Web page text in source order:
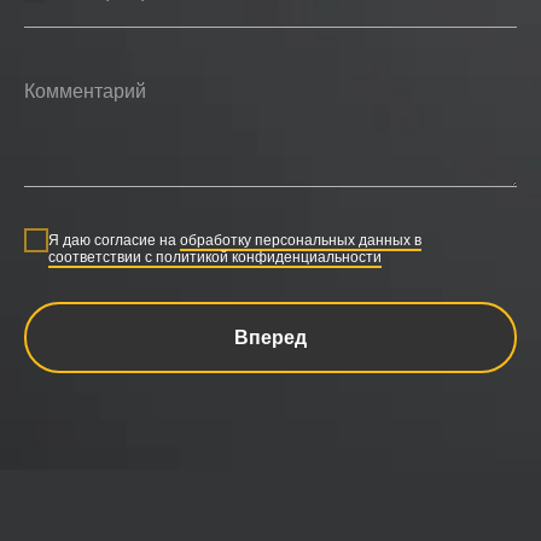
Я даю согласие на обработку персональных данных в
соответствии с политикой конфиденциальности
Вперед